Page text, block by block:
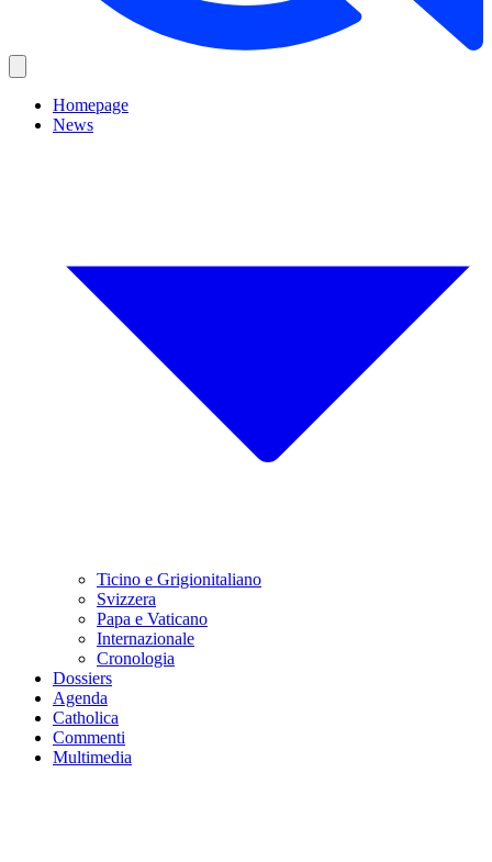
Homepage
News
Ticino e Grigionitaliano
Svizzera
Papa e Vaticano
Internazionale
Cronologia
Dossiers
Agenda
Catholica
Commenti
Multimedia